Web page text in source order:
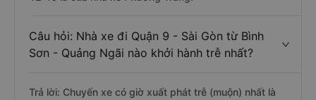
Câu hỏi: Nhà xe đi Quận 9 - Sài Gòn từ Bình
Sơn - Quảng Ngãi nào khởi hành trễ nhất?
Trả lời: Chuyến xe có giờ xuất phát trễ (muộn) nhất là